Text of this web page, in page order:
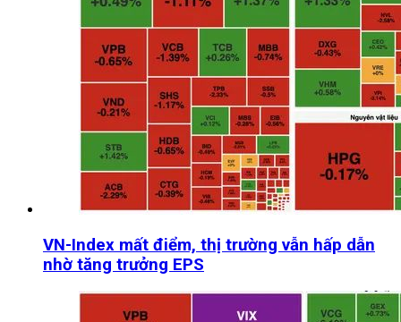
VN-Index mất điểm, thị trường vẫn hấp dẫn
nhờ tăng trưởng EPS